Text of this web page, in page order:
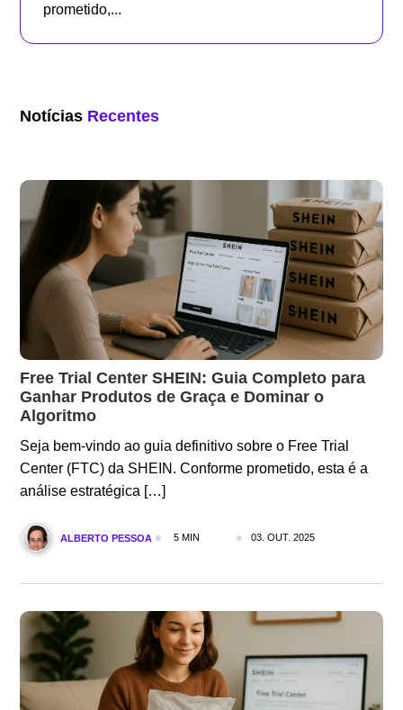
prometido,...
Notícias Recentes
Free Trial Center SHEIN: Guia Completo para
Ganhar Produtos de Graça e Dominar o
Algoritmo
Seja bem-vindo ao guia definitivo sobre o Free Trial
Center (FTC) da SHEIN. Conforme prometido, esta é a
análise estratégica […]
ALBERTO PESSOA 5 MIN 03. OUT. 2025